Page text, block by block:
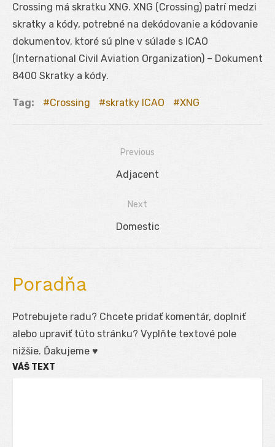
Crossing má skratku XNG. XNG (Crossing) patrí medzi
skratky a kódy, potrebné na dekódovanie a kódovanie
dokumentov, ktoré sú plne v súlade s ICAO
(International Civil Aviation Organization) – Dokument
8400 Skratky a kódy.
Tag: Crossing skratky ICAO XNG
Previous
Previous
Adjacent
Next
Next
Domestic
Poradňa
Potrebujete radu? Chcete pridať komentár, doplniť
alebo upraviť túto stránku? Vyplňte textové pole
nižšie. Ďakujeme ♥
VÁŠ TEXT